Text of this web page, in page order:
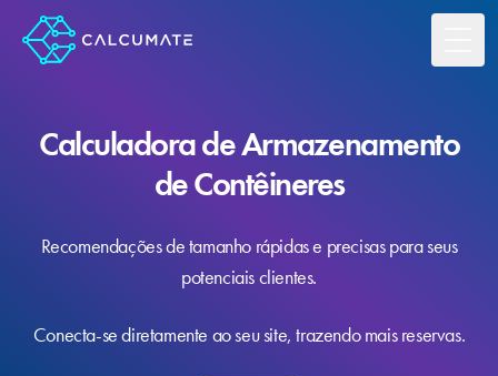
Calculadora de Armazenamento
de Contêineres
Recomendações de tamanho rápidas e precisas para seus
potenciais clientes.
Conecta-se diretamente ao seu site, trazendo mais reservas.